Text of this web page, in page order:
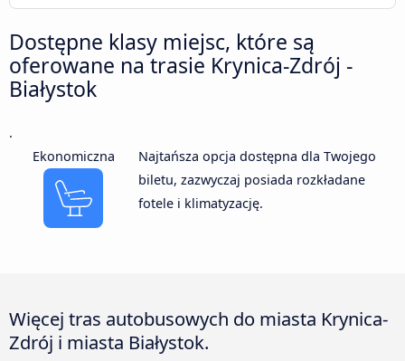
Dostępne klasy miejsc, które są
oferowane na trasie Krynica-Zdrój -
Białystok
.
Ekonomiczna
Najtańsza opcja dostępna dla Twojego
biletu, zazwyczaj posiada rozkładane
fotele i klimatyzację.
Więcej tras autobusowych do miasta Krynica-
Zdrój i miasta Białystok.